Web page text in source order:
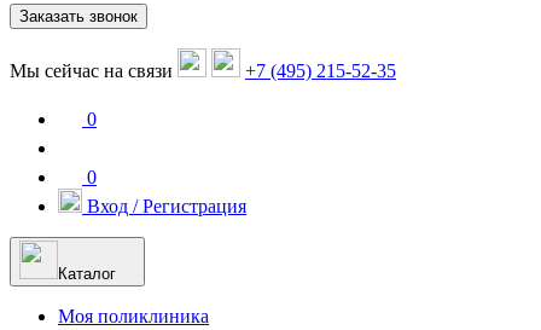
Заказать звонок
Мы сейчас на связи +7 (495) 215-52-35
0
0
Вход / Регистрация
Каталог
Моя поликлиника